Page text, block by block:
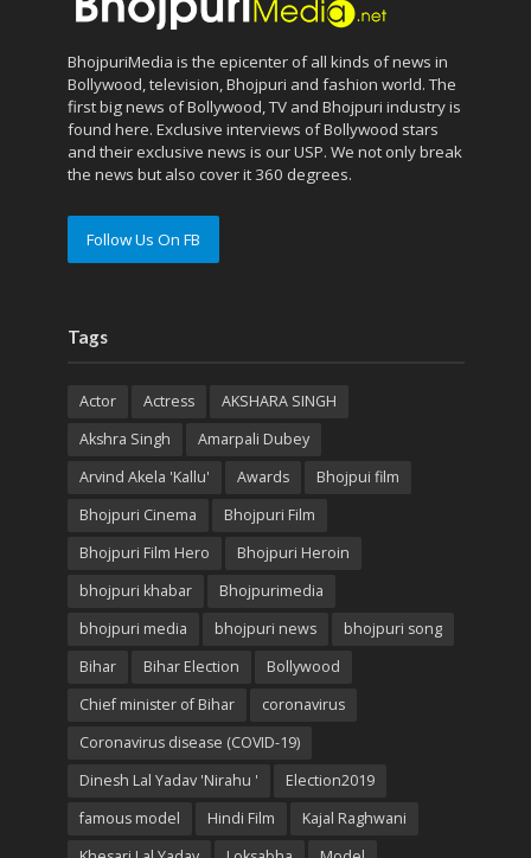
BhojpuriMedia is the epicenter of all kinds of news in
Bollywood, television, Bhojpuri and fashion world. The
first big news of Bollywood, TV and Bhojpuri industry is
found here. Exclusive interviews of Bollywood stars
and their exclusive news is our USP. We not only break
the news but also cover it 360 degrees.
Follow Us On FB
Tags
Actor Actress
AKSHARA SINGH
Akshra Singh
Amarpali Dubey
Arvind Akela 'Kallu'
Awards
Bhojpui film
Bhojpuri Cinema
Bhojpuri Film
Bhojpuri Film Hero
Bhojpuri Heroin
bhojpuri khabar
Bhojpurimedia
bhojpuri media
bhojpuri news
bhojpuri song
Bihar
Bihar Election
Bollywood
Chief minister of Bihar
coronavirus
Coronavirus disease (COVID-19)
Dinesh Lal Yadav 'Nirahu '
Election2019
famous model
Hindi Film
Kajal Raghwani